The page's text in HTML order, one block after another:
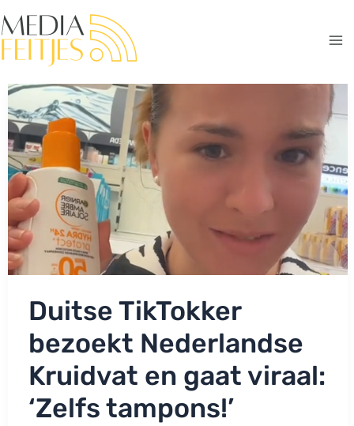
naar
de
Duitse TikTokker
bezoekt Nederlandse
Kruidvat en gaat viraal:
‘Zelfs tampons!’